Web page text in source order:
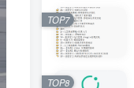
TOP7
TOP8